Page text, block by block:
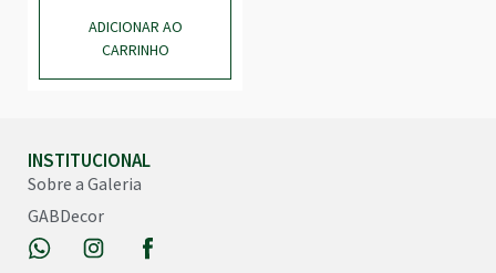
ADICIONAR AO
CARRINHO
INSTITUCIONAL
Sobre a Galeria
GABDecor